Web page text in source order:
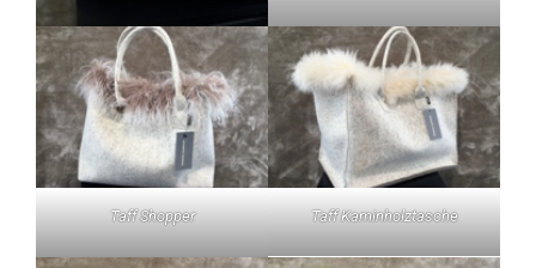
Taff Shopper Taff Kaminholztasche